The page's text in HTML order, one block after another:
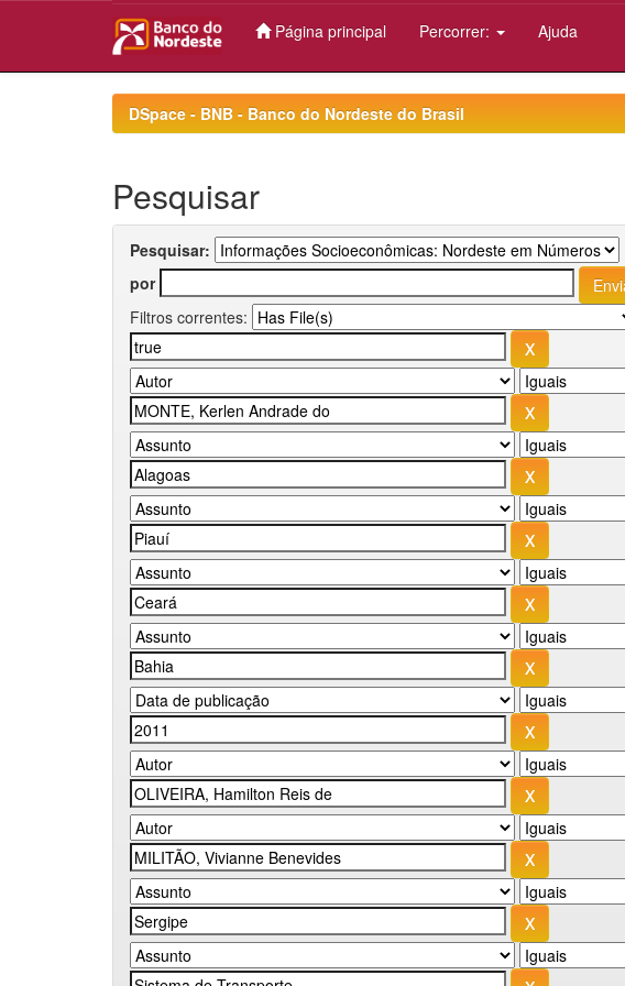
Página principal Percorrer: Ajuda
DSpace - BNB - Banco do Nordeste do Brasil
Pesquisar
Pesquisar:
por
Filtros correntes: